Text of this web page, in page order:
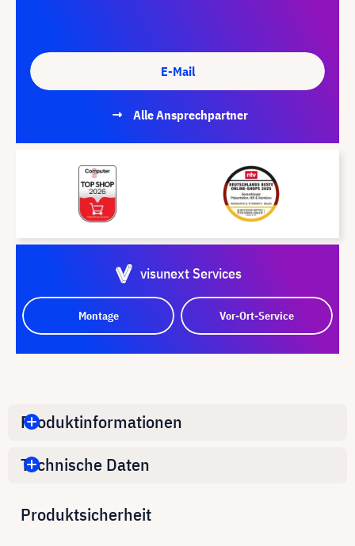
E-Mail
Alle Ansprechpartner
visunext Services
Montage Vor-Ort-Service
Produktinformationen
Technische Daten
Produktsicherheit